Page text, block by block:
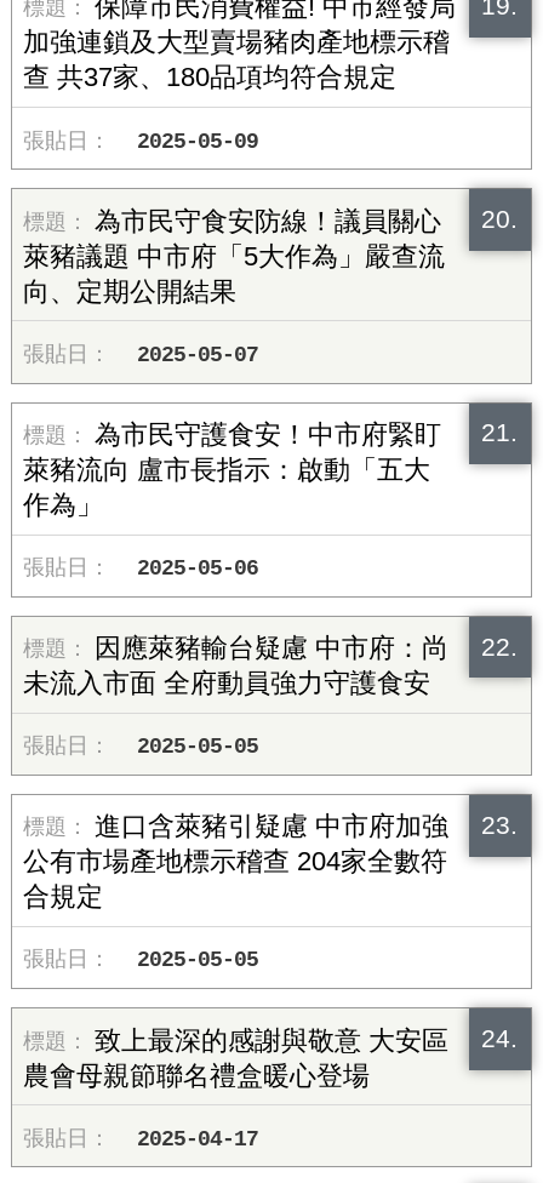
保障市民消費權益! 中市經發局
加強連鎖及大型賣場豬肉產地標示稽
查 共37家、180品項均符合規定
2025-05-09
20.
為市民守食安防線！議員關心
萊豬議題 中市府「5大作為」嚴查流
向、定期公開結果
2025-05-07
21.
為市民守護食安！中市府緊盯
萊豬流向 盧市長指示：啟動「五大
作為」
2025-05-06
22.
因應萊豬輸台疑慮 中市府：尚
未流入市面 全府動員強力守護食安
2025-05-05
23.
進口含萊豬引疑慮 中市府加強
公有市場產地標示稽查 204家全數符
合規定
2025-05-05
24.
致上最深的感謝與敬意 大安區
農會母親節聯名禮盒暖心登場
2025-04-17